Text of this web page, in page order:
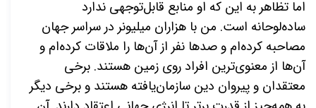
اما تظاهر به این که او منابع قابل‌توجهی ندارد
ساده‌لوحانه است. من با هزاران میلیونر در سراسر جهان
مصاحبه کرده‌ام و صدها نفر از آن‌ها را ملاقات کرده‌ام و
آن‌ها از معنوی‌ترین افراد روی زمین هستند. برخی
معتقدان و پیروان دین سازمان‌یافته هستند و برخی دیگر